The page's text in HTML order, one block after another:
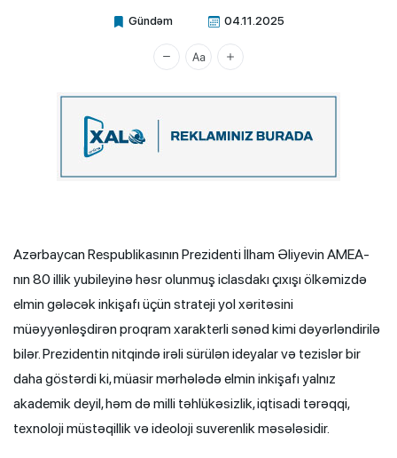
Gündəm 04.11.2025
Xalq.Online
Azərbaycan Respublikasının Prezidenti İlham Əliyevin AMEA-
nın 80 illik yubileyinə həsr olunmuş iclasdakı çıxışı ölkəmizdə
elmin gələcək inkişafı üçün strateji yol xəritəsini
müəyyənləşdirən proqram xarakterli sənəd kimi dəyərləndirilə
bilər. Prezidentin nitqində irəli sürülən ideyalar və tezislər bir
daha göstərdi ki, müasir mərhələdə elmin inkişafı yalnız
akademik deyil, həm də milli təhlükəsizlik, iqtisadi tərəqqi,
texnoloji müstəqillik və ideoloji suverenlik məsələsidir.